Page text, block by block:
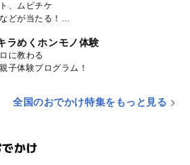
、ムビチケ
どが当たる！
ラめくホンモノ体験
に教わる
子体験プログラム！
全国のおでかけ特集をもっと見る
かけ